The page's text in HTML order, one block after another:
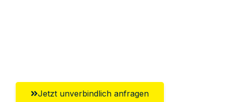
Jetzt unverbindlich anfragen